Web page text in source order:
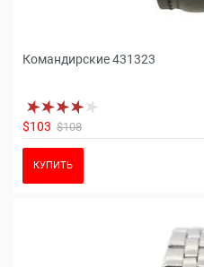
Командирские 431323
$103 $108
КУПИТЬ